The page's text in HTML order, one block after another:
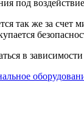
под
так же за счет
в